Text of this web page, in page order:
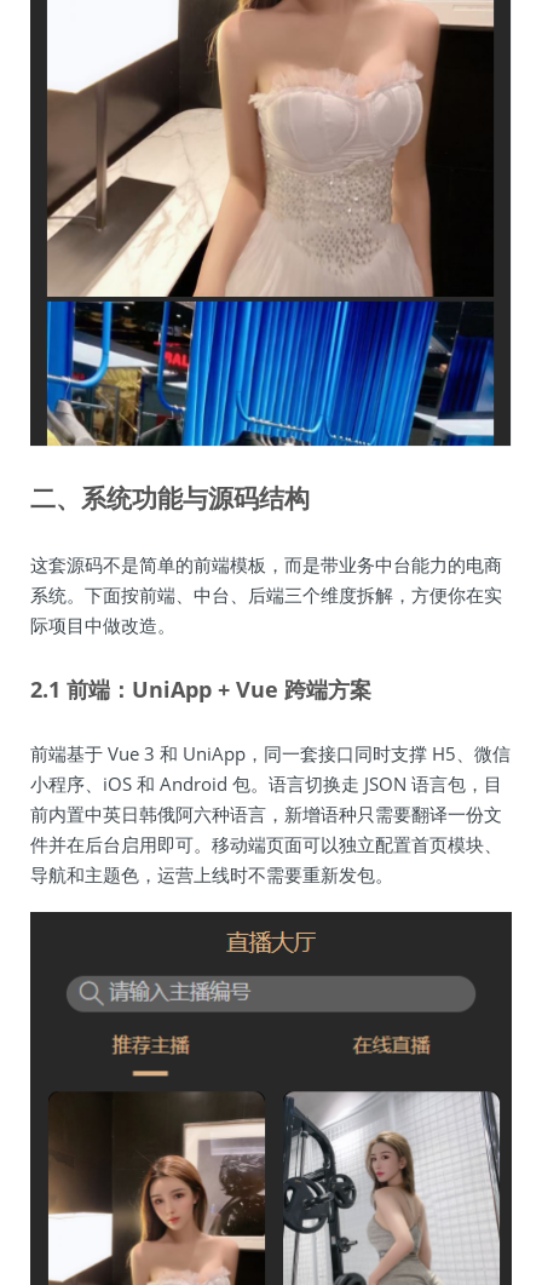
二、系统功能与源码结构
这套源码不是简单的前端模板，而是带业务中台能力的电商
系统。下面按前端、中台、后端三个维度拆解，方便你在实
际项目中做改造。
2.1 前端：UniApp + Vue 跨端方案
前端基于 Vue 3 和 UniApp，同一套接口同时支撑 H5、微信
小程序、iOS 和 Android 包。语言切换走 JSON 语言包，目
前内置中英日韩俄阿六种语言，新增语种只需要翻译一份文
件并在后台启用即可。移动端页面可以独立配置首页模块、
导航和主题色，运营上线时不需要重新发包。